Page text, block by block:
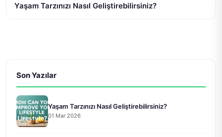
Yaşam Tarzınızı Nasıl Geliştirebilirsiniz?
Son Yazılar
Yaşam Tarzınızı Nasıl Geliştirebilirsiniz?
01 Mar 2026